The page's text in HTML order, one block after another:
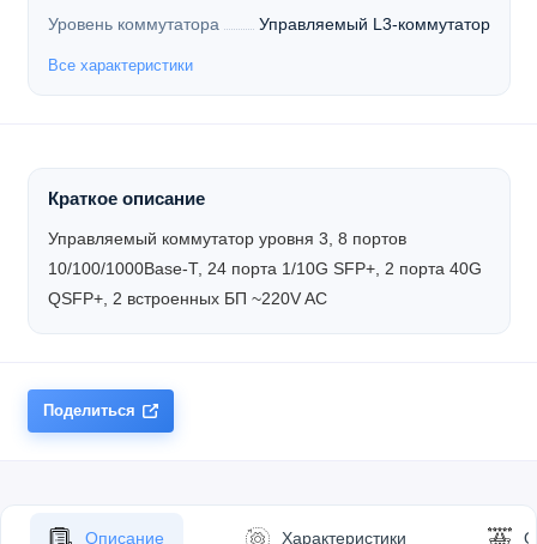
Уровень коммутатора
Управляемый L3-коммутатор
Все характеристики
Краткое описание
Управляемый коммутатор уровня 3, 8 портов
10/100/1000Base-T, 24 порта 1/10G SFP+, 2 порта 40G
QSFP+, 2 встроенных БП ~220V AC
Поделиться
Описание Характеристики